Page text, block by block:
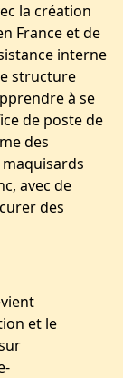
la création
France et de
interne
structure
à se
de poste de
des
maquisards
avec de
des
et le